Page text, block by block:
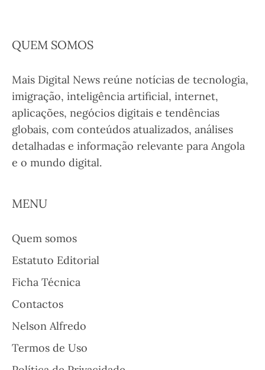
QUEM SOMOS
Mais Digital News reúne notícias de tecnologia,
imigração, inteligência artificial, internet,
aplicações, negócios digitais e tendências
globais, com conteúdos atualizados, análises
detalhadas e informação relevante para Angola
e o mundo digital.
MENU
Quem somos
Estatuto Editorial
Ficha Técnica
Contactos
Nelson Alfredo
Termos de Uso